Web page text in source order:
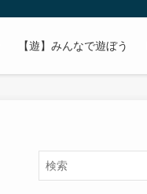
【遊】みんなで遊ぼう